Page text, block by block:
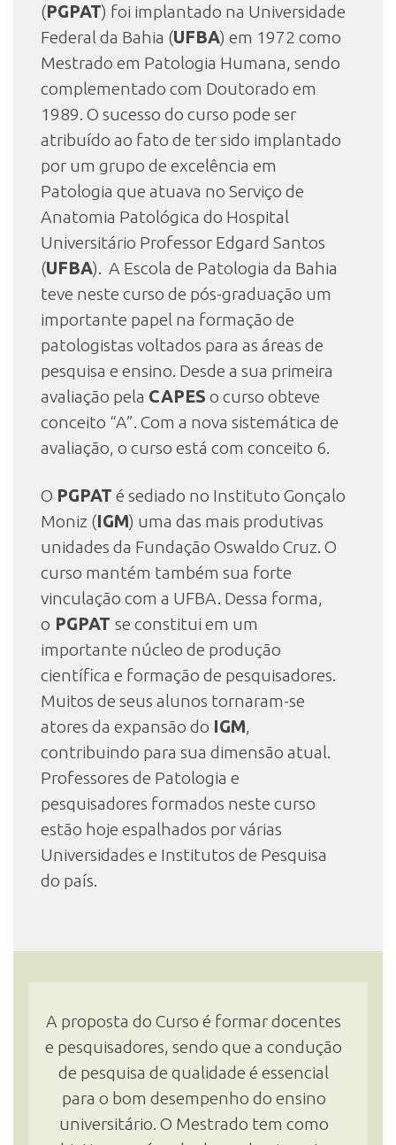
INSCRIÇÃO E SELEÇÃO
CONTATO
(PGPAT) foi implantado na Universidade
Federal da Bahia (UFBA) em 1972 como
Mestrado em Patologia Humana, sendo
complementado com Doutorado em
1989. O sucesso do curso pode ser
atribuído ao fato de ter sido implantado
por um grupo de excelência em
Patologia que atuava no Serviço de
Anatomia Patológica do Hospital
Universitário Professor Edgard Santos
(UFBA). A Escola de Patologia da Bahia
teve neste curso de pós-graduação um
importante papel na formação de
patologistas voltados para as áreas de
pesquisa e ensino. Desde a sua primeira
avaliação pela CAPES o curso obteve
conceito “A”. Com a nova sistemática de
avaliação, o curso está com conceito 6.
O PGPAT é sediado no Instituto Gonçalo
Moniz (IGM) uma das mais produtivas
unidades da Fundação Oswaldo Cruz. O
curso mantém também sua forte
vinculação com a UFBA. Dessa forma,
o PGPAT se constitui em um
importante núcleo de produção
científica e formação de pesquisadores.
Muitos de seus alunos tornaram-se
atores da expansão do IGM,
contribuindo para sua dimensão atual.
Professores de Patologia e
pesquisadores formados neste curso
estão hoje espalhados por várias
Universidades e Institutos de Pesquisa
do país.
A proposta do Curso é formar docentes
e pesquisadores, sendo que a condução
de pesquisa de qualidade é essencial
para o bom desempenho do ensino
universitário. O Mestrado tem como